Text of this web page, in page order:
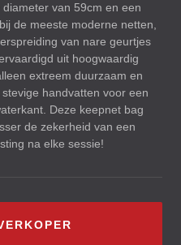
van 59cm en een
de meeste moderne netten,
van nare geurtjes
uit hoogwaardig
extreem duurzaam en
handvatten voor een
Deze keepnet bag
de zekerheid van een
na elke sessie!